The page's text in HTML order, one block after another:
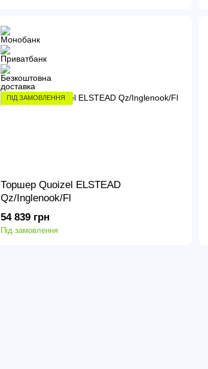
ПІД ЗАМОВЛЕННЯ
Торшер Quoizel ELSTEAD
Qz/Inglenook/Fl
54 839 грн
Під замовлення